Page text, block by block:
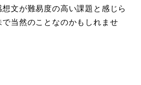
文が難易度の高い課題と感じら
当然のことなのかもしれませ